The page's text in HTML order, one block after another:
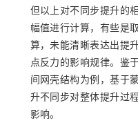
但以上对不同步提升的
幅值进行计算，有些是
算，未能清晰表达出提
点反力的影响规律。鉴
间网壳结构为例，基于
升不同步对整体提升过
影响。